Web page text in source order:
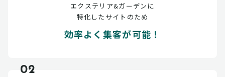
エクステリア&ガーデンに
特化したサイトのため
効率よく集客が可能！
02